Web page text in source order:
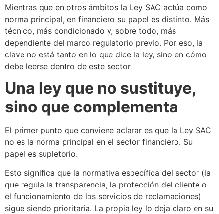
Mientras que en otros ámbitos la Ley SAC actúa como
norma principal, en financiero su papel es distinto. Más
técnico, más condicionado y, sobre todo, más
dependiente del marco regulatorio previo. Por eso, la
clave no está tanto en lo que dice la ley, sino en cómo
debe leerse dentro de este sector.
Una ley que no sustituye,
sino que complementa
El primer punto que conviene aclarar es que la Ley SAC
no es la norma principal en el sector financiero. Su
papel es supletorio.
Esto significa que la normativa específica del sector (la
que regula la transparencia, la protección del cliente o
el funcionamiento de los servicios de reclamaciones)
sigue siendo prioritaria. La propia ley lo deja claro en su